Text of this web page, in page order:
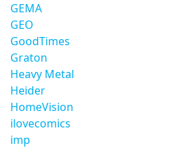
GEMA
GEO
GoodTimes
Graton
Heavy Metal
Heider
HomeVision
ilovecomics
imp